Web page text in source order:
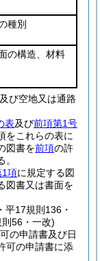
種別
の構造、材料
び空地又は通路
表及び前項第1号
をこれらの表に
図書を前項の許
1項に規定する図
図書又は書面を
平17規則136・
56・一改)
の申請書及び日
可の申請書に添